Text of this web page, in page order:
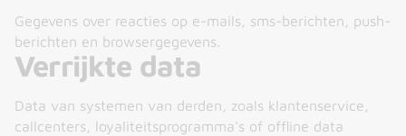
Gegevens over reacties op e-mails, sms-berichten, push-
berichten en browsergegevens.
Verrijkte data
Data van systemen van derden, zoals klantenservice,
callcenters, loyaliteitsprogramma's of offline data